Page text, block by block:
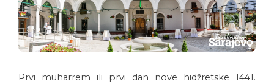
Prvi muharrem ili prvi dan nove hidžretske 1441.